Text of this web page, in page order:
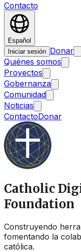
Contacto
Español
Iniciar sesión Donar
Quiénes somos
Proyectos
Gobernanza
Comunidad
Noticias
ContactoDonar
Catholic
Foundation
Construyendo
fomentando la
católica.